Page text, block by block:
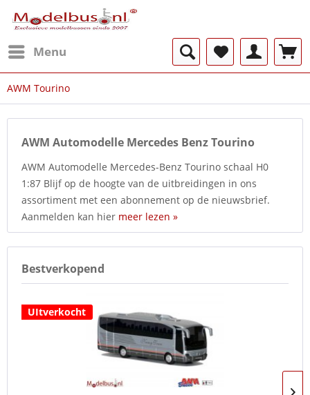
Menu
AWM Tourino
AWM Automodelle Mercedes Benz Tourino
AWM Automodelle Mercedes-Benz Tourino schaal H0
1:87 Blijf op de hoogte van de uitbreidingen in ons
assortiment met een abonnement op de nieuwsbrief.
Aanmelden kan hier meer lezen »
Bestverkopend
UItverkocht